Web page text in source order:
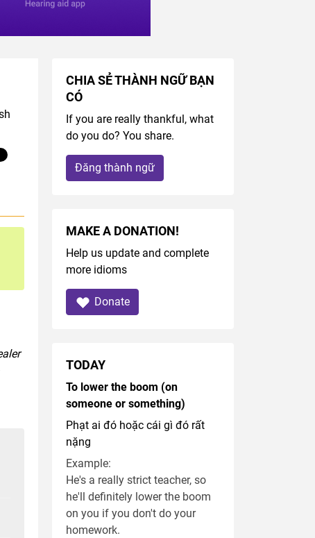
CHIA SẺ THÀNH NGỮ BẠN
CÓ
If you are really thankful, what
do you do? You share.
Đăng thành ngữ
MAKE A DONATION!
Help us update and complete
more idioms
Donate
TODAY
To lower the boom (on
someone or something)
Phạt ai đó hoặc cái gì đó rất
nặng
Example:
He's a really strict teacher, so
he'll definitely lower the boom
on you if you don't do your
homework.